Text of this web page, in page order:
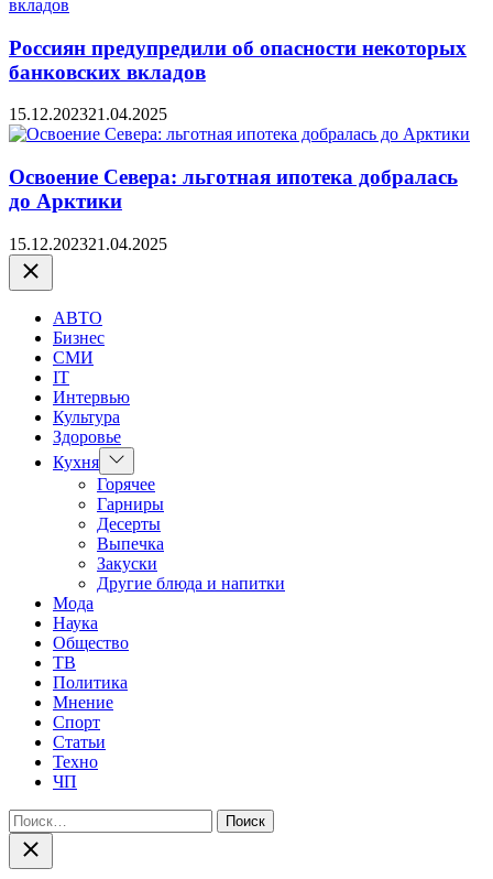
Россиян предупредили об опасности некоторых
банковских вкладов
15.12.202321.04.2025
Освоение Севера: льготная ипотека добралась
до Арктики
15.12.202321.04.2025
Закрыть
АВТО
Бизнес
СМИ
IT
Интервью
Культура
Здоровье
Кухня Показать
подменю
Горячее
Гарниры
Десерты
Выпечка
Закуски
Другие блюда и напитки
Мода
Наука
Общество
ТВ
Политика
Мнение
Спорт
Статьи
Техно
ЧП
Найти:
Закрыть
поиск